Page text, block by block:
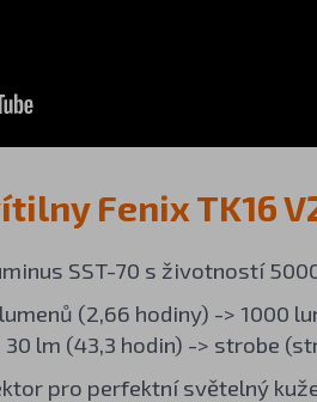
Fenix TK16
SST-70 s životností
(2,66 hodiny) -> 1000
30 lm (43,3 hodin) -> strobe
pro perfektní světelný